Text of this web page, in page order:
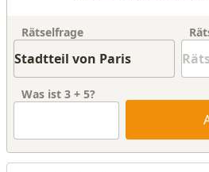
Rätselfrage
Was ist 3 + 5?